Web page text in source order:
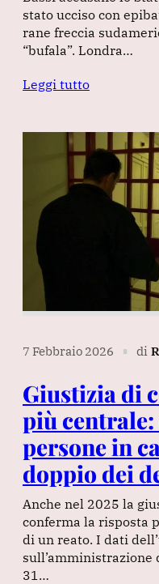
stato ucciso con
rane freccia
“bufala”. Londra…
Leggi tutto
7 Febbraio 2026 ∎ di
Giustizia di
più
persone in
doppio dei
Anche nel 2025 la
conferma la risposta
di un reato. I dati
sull’amministrazione
31…